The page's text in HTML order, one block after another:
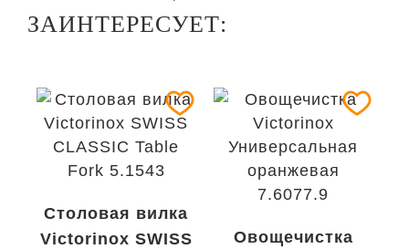
ЗАИНТЕРЕСУЕТ:
Столовая вилка
Victorinox SWISS
Овощечистка